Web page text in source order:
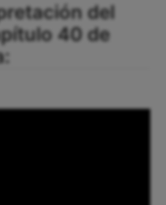
del
40 de